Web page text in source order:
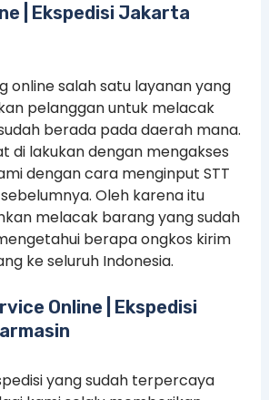
| Ekspedisi Jakarta
online salah satu layanan yang
pelanggan untuk melacak
berada pada daerah mana.
di lakukan dengan mengakses
dengan cara menginput STT
Oleh karena itu
melacak barang yang sudah
berapa ongkos kirim
ke seluruh Indonesia.
Online | Ekspedisi
yang sudah terpercaya